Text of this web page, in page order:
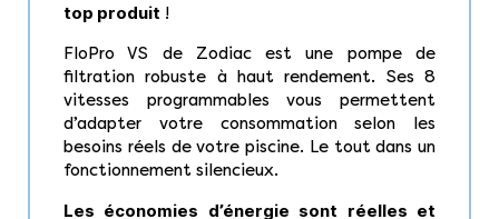
top produit !
FloPro VS de Zodiac est une pompe de
filtration robuste à haut rendement. Ses 8
vitesses programmables vous permettent
d’adapter votre consommation selon les
besoins réels de votre piscine. Le tout dans un
fonctionnement silencieux.
Les économies d’énergie sont réelles et